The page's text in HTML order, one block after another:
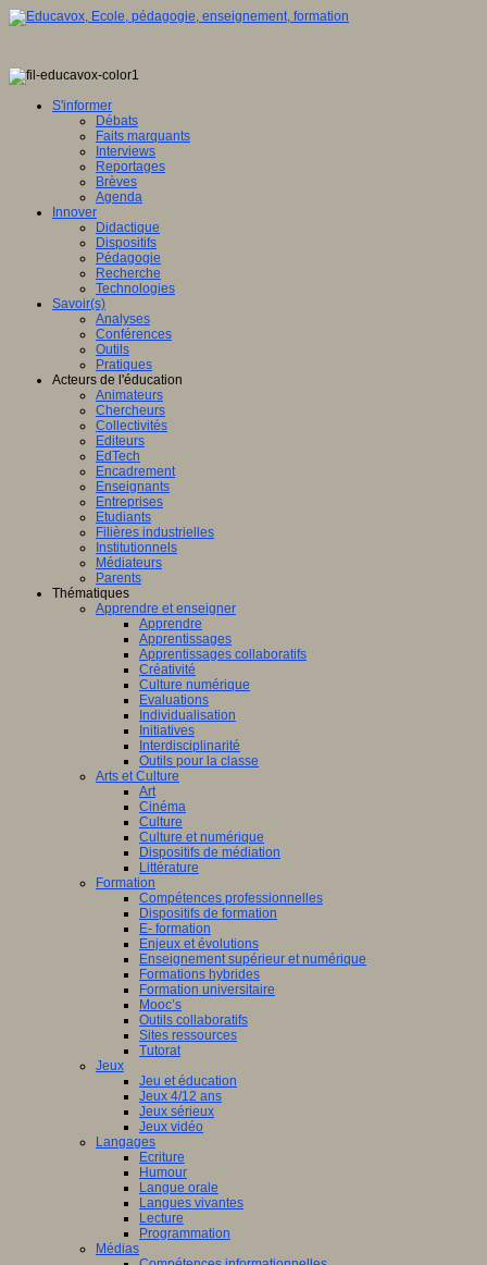
S'informer
Débats
Faits marquants
Interviews
Reportages
Brèves
Agenda
Innover
Didactique
Dispositifs
Pédagogie
Recherche
Technologies
Savoir(s)
Analyses
Conférences
Outils
Pratiques
Acteurs de l'éducation
Animateurs
Chercheurs
Collectivités
Editeurs
EdTech
Encadrement
Enseignants
Entreprises
Etudiants
Filières industrielles
Institutionnels
Médiateurs
Parents
Thématiques
Apprendre et enseigner
Apprendre
Apprentissages
Apprentissages collaboratifs
Créativité
Culture numérique
Evaluations
Individualisation
Initiatives
Interdisciplinarité
Outils pour la classe
Arts et Culture
Art
Cinéma
Culture
Culture et numérique
Dispositifs de médiation
Littérature
Formation
Compétences professionnelles
Dispositifs de formation
E- formation
Enjeux et évolutions
Enseignement supérieur et numérique
Formations hybrides
Formation universitaire
Mooc’s
Outils collaboratifs
Sites ressources
Tutorat
Jeux
Jeu et éducation
Jeux 4/12 ans
Jeux sérieux
Jeux vidéo
Langages
Ecriture
Humour
Langue orale
Langues vivantes
Lecture
Programmation
Médias